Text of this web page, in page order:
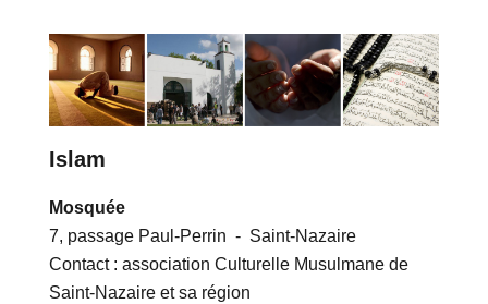
Islam
Mosquée
7, passage Paul-Perrin - Saint-Nazaire
Contact : association Culturelle Musulmane de
Saint-Nazaire et sa région